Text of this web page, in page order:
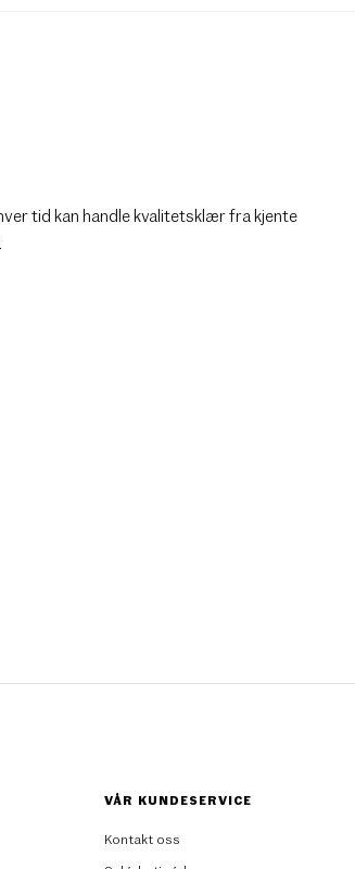
tid kan handle kvalitetsklær fra kjente
VÅR KUNDESERVICE
Kontakt oss